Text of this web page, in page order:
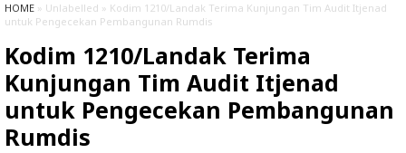
HOME » Unlabelled » Kodim 1210/Landak Terima Kunjungan Tim Audit Itjenad
untuk Pengecekan Pembangunan Rumdis
Kodim 1210/Landak Terima
Kunjungan Tim Audit Itjenad
untuk Pengecekan Pembangunan
Rumdis